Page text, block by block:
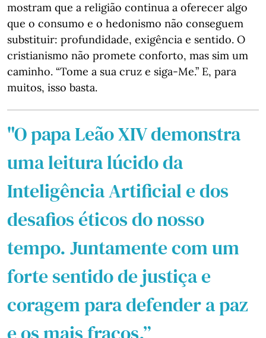
mostram que a religião continua a oferecer algo
que o consumo e o hedonismo não conseguem
substituir: profundidade, exigência e sentido. O
cristianismo não promete conforto, mas sim um
caminho. “Tome a sua cruz e siga-Me.” E, para
muitos, isso basta.
"O papa Leão XIV demonstra
uma leitura lúcido da
Inteligência Artificial e dos
desafios éticos do nosso
tempo. Juntamente com um
forte sentido de justiça e
coragem para defender a paz